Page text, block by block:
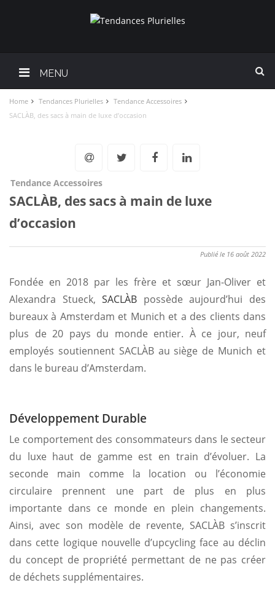
MENU
Home Tendances Plurielles
Tendance Accessoires
SACLÀB, des sacs à main de luxe d’occasion
Tendance Accessoires
SACLÀB, des sacs à main de luxe
d’occasion
Publié le 16 août 2022
Fondée en 2018 par les frère et sœur Jan-Oliver et
Alexandra Stueck,SACLÀB possède aujourd’hui des
bureaux à Amsterdam et Munich et a des clients dans
plus de 20 pays du monde entier. À ce jour, neuf
employés soutiennent SACLÀB au siège de Munich et
dans le bureau d’Amsterdam.
Développement Durable
Le comportement des consommateurs dans le secteur
du luxe haut de gamme est en train d’évoluer. La
seconde main comme la location ou l’économie
circulaire prennent une part de plus en plus
importante dans ce monde en plein changements.
Ainsi, avec son modèle de revente, SACLÀB s’inscrit
dans cette logique nouvelle d’upcycling face au déclin
du concept de propriété permettant de ne pas créer
de déchets supplémentaires.